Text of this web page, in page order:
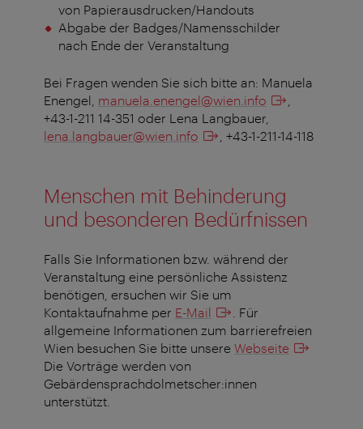
von Papierausdrucken/Handouts
Abgabe der Badges/Namensschilder
nach Ende der Veranstaltung
Bei Fragen wenden Sie sich bitte an: Manuela
Enengel, manuela.enengel@wien.info
+43-1-211 14-351 oder Lena Langbauer,
lena.langbauer@wien.info
, +43-1-211-14-118
Menschen mit Behinderung
und besonderen Bedürfnissen
Falls Sie Informationen bzw. während der
Veranstaltung eine persönliche Assistenz
benötigen, ersuchen wir Sie um
Kontaktaufnahme per E-Mail
. Für
allgemeine Informationen zum barrierefreien
Wien besuchen Sie bitte unsere Webseite
Die Vorträge werden von
Gebärdensprachdolmetscher:innen
unterstützt.